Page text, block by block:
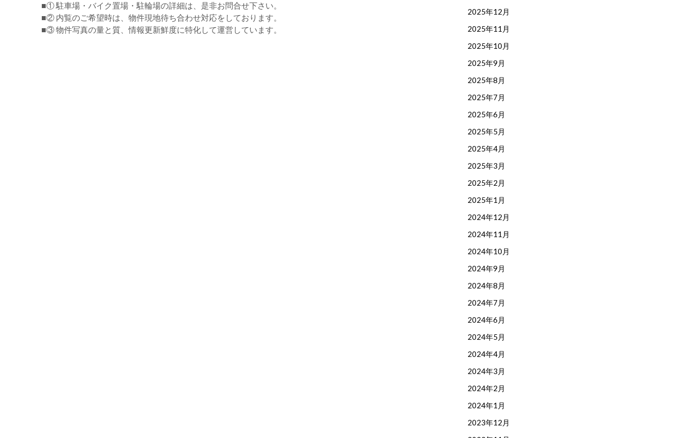
■① 駐車場・バイク置場・駐輪場の詳細は、是非お問合せ下さい。
■② 内覧のご希望時は、物件現地待ち合わせ対応をしております。
■③ 物件写真の量と質、情報更新鮮度に特化して運営しています。
2025年12月
2025年11月
2025年10月
2025年9月
2025年8月
2025年7月
2025年6月
2025年5月
2025年4月
2025年3月
2025年2月
2025年1月
2024年12月
2024年11月
2024年10月
2024年9月
2024年8月
2024年7月
2024年6月
2024年5月
2024年4月
2024年3月
2024年2月
2024年1月
2023年12月